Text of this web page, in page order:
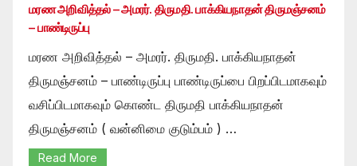
மரண அறிவித்தல் – அமரர். திருமதி. பாக்கியநாதன் திருமஞ்சனம்
– பாண்டிருப்பு
மரண அறிவித்தல் – அமரர். திருமதி. பாக்கியநாதன்
திருமஞ்சனம் – பாண்டிருப்பு பாண்டிருப்பை பிறப்பிடமாகவும்
வசிப்பிடமாகவும் கொண்ட திருமதி பாக்கியநாதன்
திருமஞ்சனம் ( வன்னிமை குடும்பம் ) …
Read More